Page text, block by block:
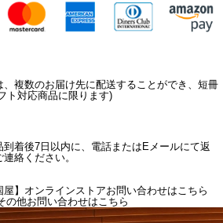
複数のお届け先に配送することができ、短冊
ト対応商品に限ります)
着後7日以内に、電話またはEメールにて返
絡ください。
屋】オンラインストアお問い合わせはこちら
の他お問い合わせは こちら